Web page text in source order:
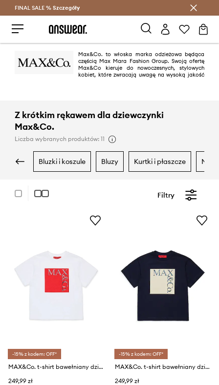
Oszczędzaj z Answear Club >
FINAL SALE % Szczegóły
Max&Co. to włoska marka odzieżowa będąca
częścią Max Mara Fashion Group. Swoją ofertę
Max&Co kieruje do nowoczesnych, stylowych
kobiet, które zwracają uwagę na wysoką jakość
Z krótkim rękawem dla dziewczynki
Max&Co.
Liczba wybranych produktów: 11
bluzki i koszule bluzy kurtki i płaszcze
Filtry
-15% z kodem: OFF*
MAX&Co. t-shirt bawełniany dziecięcy MAXT1F T-SHIRT
249,99 zł
-15% z kodem: OFF*
MAX&Co. t-shirt bawełniany dziecięcy MAXT1F T-SHIRT
249,99 zł